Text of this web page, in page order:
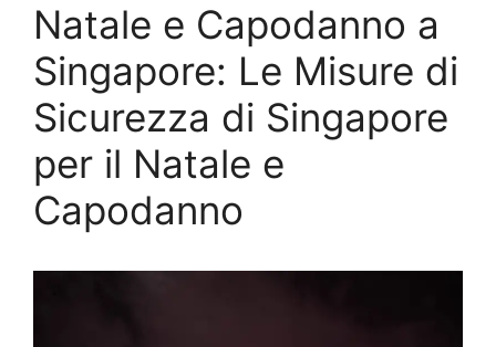
Natale e Capodanno a
Singapore: Le Misure di
Sicurezza di Singapore
per il Natale e
Capodanno